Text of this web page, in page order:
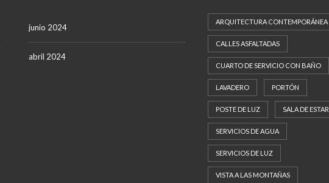
junio 2024
abril 2024
ARQUITECTURA CONTEMPORÁNEA
CALLES ASFALTADAS
CUARTO DE SERVICIO CON BAÑO
LAVADERO PORTÓN
POSTE DE LUZ SALA DE ESTAR
SERVICIOS DE AGUA
SERVICIOS DE LUZ
VISTA A LAS MONTAÑAS